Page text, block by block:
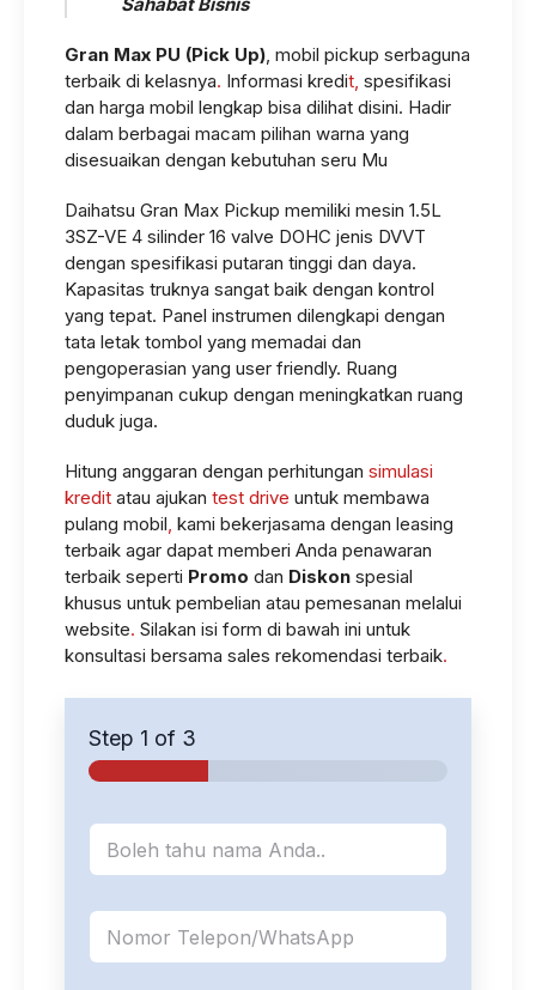
1.5 STD MC
IDR 214.850.000
BOX 1.5 PT MC
IDR 236.550.000
BOX 1.5 ALUMINIUM PT MC
IDR 236.850.000
1.5 3W MC
IDR 214.850.000
BOX 1.5 3W PT MC
IDR 236.550.000
BOX 1.5 3W ALUMINIUM MC
IDR 236.850.000
AC PS 1.5 MC
IDR 221.950.000
AC PS BOX 1.5 ALUMIN PT MC
AC PS 1.5 AB MC
Gran Max PU (Pick Up), mobil pickup serbaguna
terbaik di kelasnya. Informasi kredit, spesifikasi
dan harga mobil lengkap bisa dilihat disini. Hadir
dalam berbagai macam pilihan warna yang
disesuaikan dengan kebutuhan seru Mu
Daihatsu Gran Max Pickup memiliki mesin 1.5L
3SZ-VE 4 silinder 16 valve DOHC jenis DVVT
dengan spesifikasi putaran tinggi dan daya.
Kapasitas truknya sangat baik dengan kontrol
yang tepat. Panel instrumen dilengkapi dengan
tata letak tombol yang memadai dan
pengoperasian yang user friendly. Ruang
penyimpanan cukup dengan meningkatkan ruang
duduk juga.
Hitung anggaran dengan perhitungan simulasi
kredit atau ajukan test drive untuk membawa
pulang mobil, kami bekerjasama dengan leasing
terbaik agar dapat memberi Anda penawaran
terbaik seperti Promo dan Diskon spesial
khusus untuk pembelian atau pemesanan melalui
website. Silakan isi form di bawah ini untuk
konsultasi bersama sales rekomendasi terbaik.
Step 1 of 3
N
m
*
K
n